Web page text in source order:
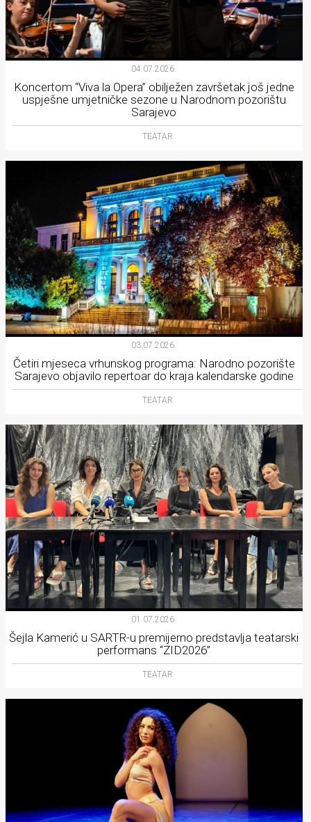
04.07.2026.
Koncertom “Viva la Opera” obilježen završetak još jedne
uspješne umjetničke sezone u Narodnom pozorištu
Sarajevo
TEATAR
03.07.2026.
Četiri mjeseca vrhunskog programa: Narodno pozorište
Sarajevo objavilo repertoar do kraja kalendarske godine
TEATAR
01.07.2026.
Šejla Kamerić u SARTR-u premijerno predstavlja teatarski
performans “ZID2026”
TEATAR